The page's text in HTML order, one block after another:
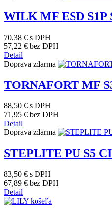
WILK MF ESD S1P
70,38 € s DPH
57,22 € bez DPH
Detail
Doprava zdarma
TORNAFORT MF
88,50 € s DPH
71,95 € bez DPH
Detail
Doprava zdarma
STEPLITE PU S5
83,50 € s DPH
67,89 € bez DPH
Detail